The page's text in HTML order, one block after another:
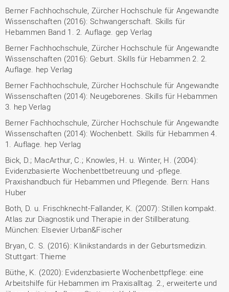
Berner Fachhochschule, Zürcher Hochschule für Angewandte
Wissenschaften (2016): Schwangerschaft. Skills für
Hebammen Band 1. 2. Auflage. gep Verlag
Berner Fachhochschule, Zürcher Hochschule für Angewandte
Wissenschaften (2016): Geburt. Skills für Hebammen 2. 2.
Auflage. hep Verlag
Berner Fachhochschule, Zürcher Hochschule für Angewandte
Wissenschaften (2014): Neugeborenes. Skills für Hebammen
3. hep Verlag
Berner Fachhochschule, Zürcher Hochschule für Angewandte
Wissenschaften (2014): Wochenbett. Skills für Hebammen 4.
1. Auflage. hep Verlag
Bick, D.; MacArthur, C.; Knowles, H. u. Winter, H. (2004):
Evidenzbasierte Wochenbettbetreuung und -pflege.
Praxishandbuch für Hebammen und Pflegende. Bern: Hans
Huber
Both, D. u. Frischknecht-Fallander, K. (2007): Stillen kompakt.
Atlas zur Diagnostik und Therapie in der Stillberatung.
München: Elsevier Urban&Fischer
Bryan, C. S. (2016): Klinikstandards in der Geburtsmedizin.
Stuttgart: Thieme
Büthe, K. (2020): Evidenzbasierte Wochenbettpflege: eine
Arbeitshilfe für Hebammen im Praxisalltag. 2., erweiterte und